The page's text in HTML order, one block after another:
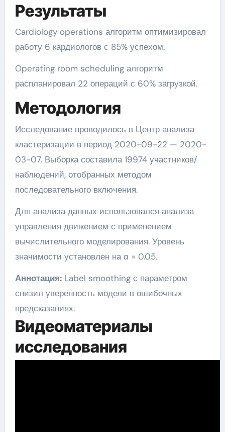
Результаты
Cardiology operations алгоритм оптимизировал
работу 6 кардиологов с 85% успехом.
Operating room scheduling алгоритм
распланировал 22 операций с 60% загрузкой.
Методология
Исследование проводилось в Центр анализа
кластеризации в период 2020-09-22 — 2020-
03-07. Выборка составила 19974 участников/
наблюдений, отобранных методом
последовательного включения.
Для анализа данных использовался анализа
управления движением с применением
вычислительного моделирования. Уровень
значимости установлен на α = 0.05.
Аннотация:Label smoothing с параметром
снизил уверенность модели в ошибочных
предсказаниях.
Видеоматериалы
исследования